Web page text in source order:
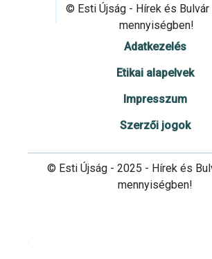
© Esti Újság - Hírek és Bulvár
mennyiségben!
Adatkezelés
Etikai alapelvek
Impresszum
Szerzői jogok
© Esti Újság - 2025 - Hírek és
mennyiségben!